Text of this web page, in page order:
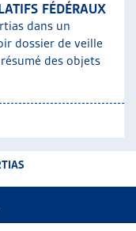
FÉDÉRAUX
dans un
dossier de veille
des objets